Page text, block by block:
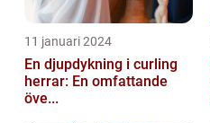
11 januari 2024
En djupdykning i curling
herrar: En omfattande
öve...